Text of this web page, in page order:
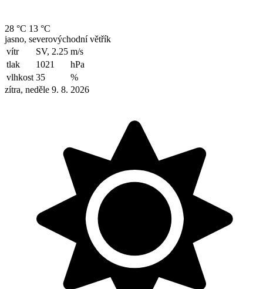
28 °C 13 °C
jasno, severovýchodní větřík
vítr
SV, 2.25 m/s
tlak
1021
hPa
vlhkost 35
%
zítra, neděle 9. 8. 2026